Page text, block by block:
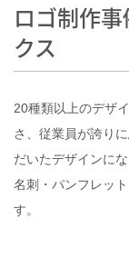
ロゴ制作
クス
20種類以上のデザ
さ、従業員が誇り
だいたデザインにな
名刺・パンフレッ
す。